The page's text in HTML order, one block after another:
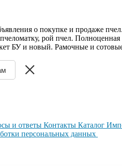
о покупке и продаже
рой пчел. Полноценная
БУ и новый. Рамочные и
и ответы Контакты Каталог
персональных данных